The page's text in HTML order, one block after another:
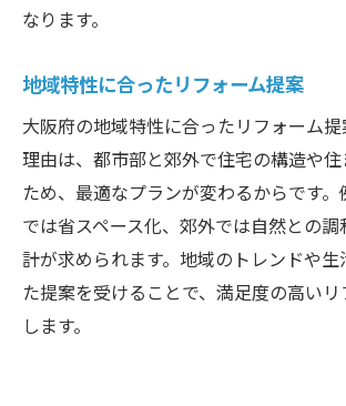
なります。
地域特性に合ったリフォーム提案
大阪府の地域特性に合ったリフォーム提
理由は、都市部と郊外で住宅の構造や
ため、最適なプランが変わるからです
では省スペース化、郊外では自然との
計が求められます。地域のトレンドや
た提案を受けることで、満足度の高い
します。